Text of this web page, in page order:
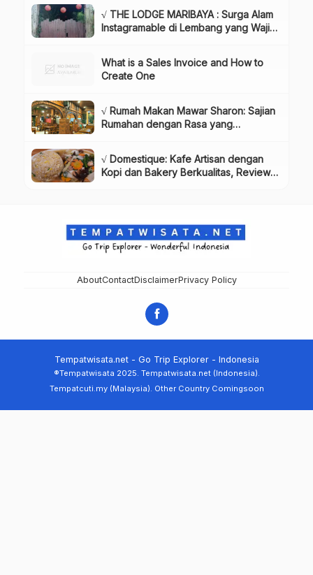
√ THE LODGE MARIBAYA : Surga Alam
Instagramable di Lembang yang Wajib
What is a Sales Invoice and How to
Create One
√ Rumah Makan Mawar Sharon: Sajian
Rumahan dengan Rasa yang
√ Domestique: Kafe Artisan dengan
Kopi dan Bakery Berkualitas, Review
AboutContactDisclaimerPrivacy Policy
Tempatwisata.net - Go Trip Explorer - Indonesia
®Tempatwisata 2025. Tempatwisata.net (Indonesia).
Tempatcuti.my (Malaysia). Other Country Comingsoon